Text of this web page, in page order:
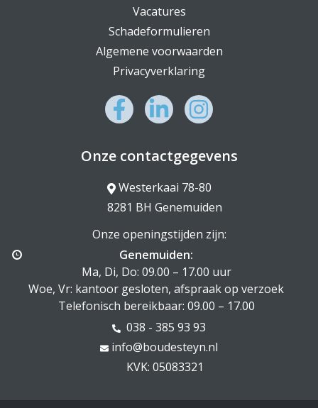
Vacatures
Schadeformulieren
Algemene voorwaarden
Privacyverklaring
Onze contactgegevens
Westerkaai 78-80
8281 BH Genemuiden
Onze openingstijden zijn:
Genemuiden:
Ma, Di, Do: 09.00 – 17.00 uur
Woe, Vr: kantoor gesloten, afspraak op verzoek
Telefonisch bereikbaar: 09.00 – 17.00
038 - 385 93 93
info@boudesteyn.nl
KVK: 05083321